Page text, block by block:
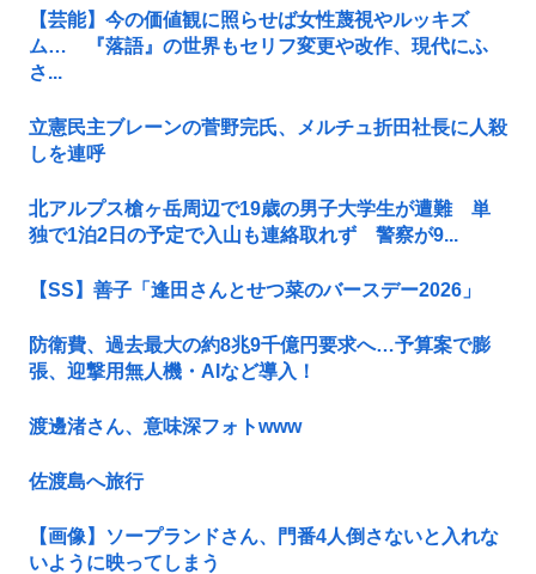
【芸能】今の価値観に照らせば女性蔑視やルッキズ
ム… 『落語』の世界もセリフ変更や改作、現代にふ
さ...
立憲民主ブレーンの菅野完氏、メルチュ折田社長に人殺
しを連呼
北アルプス槍ヶ岳周辺で19歳の男子大学生が遭難 単
独で1泊2日の予定で入山も連絡取れず 警察が9...
【SS】善子「逢田さんとせつ菜のバースデー2026」
防衛費、過去最大の約8兆9千億円要求へ…予算案で膨
張、迎撃用無人機・AIなど導入！
渡邊渚さん、意味深フォトwww
佐渡島へ旅行
【画像】ソープランドさん、門番4人倒さないと入れな
いように映ってしまう